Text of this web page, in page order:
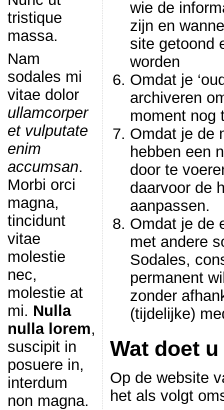
tristique
massa.
Nam
sodales mi
vitae dolor
ullamcorper
et vulputate
enim
accumsan.
Morbi orci
magna,
tincidunt
vitae
molestie
nec,
molestie at
mi. Nulla
nulla lorem,
suscipit in
posuere in,
interdum
non magna.
wie de
zijn en
site getoond
worden
Omdat je
archiveren
moment nog
Omdat je de
hebben een
door te
daarvoor de
aanpassen.
Omdat je de
met andere
Sodales,
permanent
zonder
(tijdelijke)
Wat doet
Op de website
het als volgt